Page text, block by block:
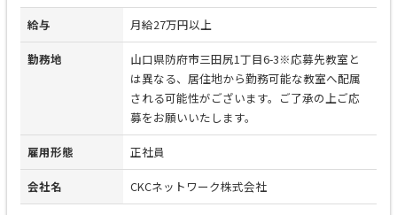
給与 月給27万円以上
勤務地
山口県防府市三田尻1丁目6-3※応募先教室と
は異なる、居住地から勤務可能な教室へ配属
される可能性がございます。ご了承の上ご応
募をお願いいたします。
雇用形態 正社員
会社名 CKCネットワーク株式会社